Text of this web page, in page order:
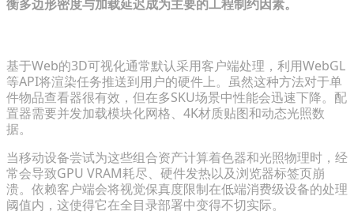
衡多边形密度与加载延迟成为主要的工程制约因素。
基于Web的3D可视化通常默认采用客户端处理，利用WebGL
等API将渲染任务推送到用户的硬件上。虽然这种方法对于单
件物品查看器很有效，但在多SKU场景中性能会迅速下降。配
置器需要并发加载模块化网格、4K材质贴图和动态光照数
据。
当移动设备尝试为这些组合资产计算着色器和光照物理时，经
常会导致GPU VRAM耗尽、硬件发热以及浏览器标签页崩
溃。依赖客户端会将视觉保真度限制在低端消费级设备的处理
阈值内，这使得它在全目录部署中变得不切实际。